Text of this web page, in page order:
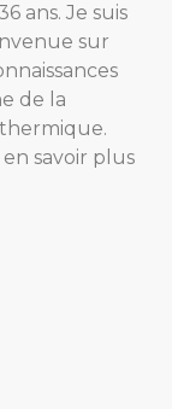
ans. Je suis
sur
de la
savoir plus